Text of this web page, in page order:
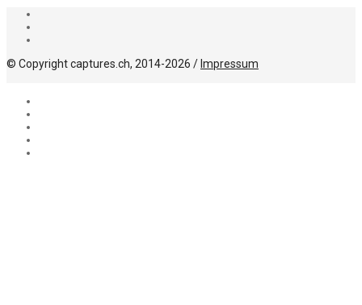
© Copyright captures.ch, 2014-2026 / Impressum